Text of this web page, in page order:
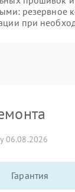
резервное
при
06.08.2026
Гарантия